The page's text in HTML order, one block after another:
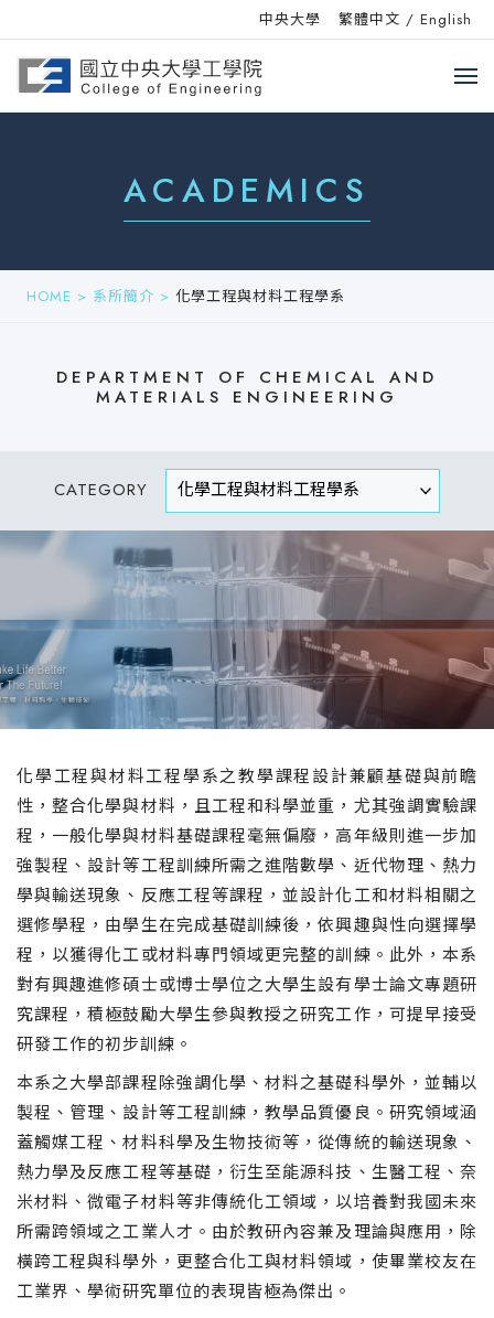
中央大學 繁體中文 / English
ACADEMICS
HOME > 系所簡介 > 化學工程與材料工程學系
DEPARTMENT OF CHEMICAL AND
MATERIALS ENGINEERING
CATEGORY
化學工程與材料工程學系之教學課程設計兼顧基礎與前瞻
性，整合化學與材料，且工程和科學並重，尤其強調實驗課
程，一般化學與材料基礎課程毫無偏廢，高年級則進一步加
強製程、設計等工程訓練所需之進階數學、近代物理、熱力
學與輸送現象、反應工程等課程，並設計化工和材料相關之
選修學程，由學生在完成基礎訓練後，依興趣與性向選擇學
程，以獲得化工或材料專門領域更完整的訓練。此外，本系
對有興趣進修碩士或博士學位之大學生設有學士論文專題研
究課程，積極鼓勵大學生參與教授之研究工作，可提早接受
研發工作的初步訓練。
本系之大學部課程除強調化學、材料之基礎科學外，並輔以
製程、管理、設計等工程訓練，教學品質優良。研究領域涵
蓋觸媒工程、材料科學及生物技術等，從傳統的輸送現象、
熱力學及反應工程等基礎，衍生至能源科技、生醫工程、奈
米材料、微電子材料等非傳統化工領域，以培養對我國未來
所需跨領域之工業人才。由於教研內容兼及理論與應用，除
橫跨工程與科學外，更整合化工與材料領域，使畢業校友在
工業界、學術研究單位的表現皆極為傑出。